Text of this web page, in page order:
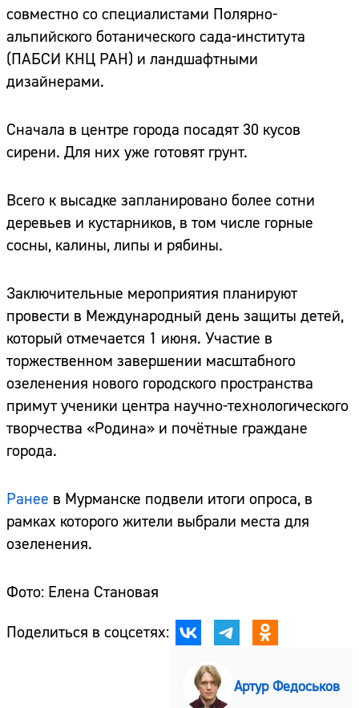
совместно со специалистами Полярно-
альпийского ботанического сада-института
(ПАБСИ КНЦ РАН) и ландшафтными
дизайнерами.
Сначала в центре города посадят 30 кусов
сирени. Для них уже готовят грунт.
Всего к высадке запланировано более сотни
деревьев и кустарников, в том числе горные
сосны, калины, липы и рябины.
Заключительные мероприятия планируют
провести в Международный день защиты детей,
который отмечается 1 июня. Участие в
торжественном завершении масштабного
озеленения нового городского пространства
примут ученики центра научно-технологического
творчества «Родина» и почётные граждане
города.
Ранее в Мурманске подвели итоги опроса, в
рамках которого жители выбрали места для
озеленения.
Фото: Елена Становая
Поделиться в соцсетях:
Артур Федоськов